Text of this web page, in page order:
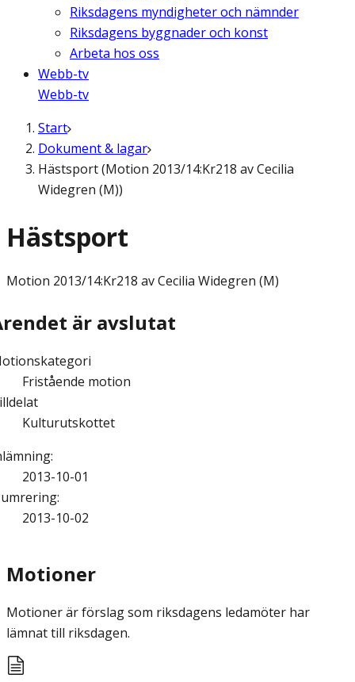
Riksdagens myndigheter och nämnder
Riksdagens byggnader och konst
Arbeta hos oss
Webb-tv
Webb-tv
Start
Dokument & lagar
Hästsport (Motion 2013/14:Kr218 av Cecilia
Widegren (M))
Hästsport
Motion 2013/14:Kr218 av Cecilia Widegren (M)
är avslutat
Fristående motion
Kulturutskottet
:
2013-10-01
:
2013-10-02
Motioner
Motioner är förslag som riksdagens ledamöter har
lämnat till riksdagen.